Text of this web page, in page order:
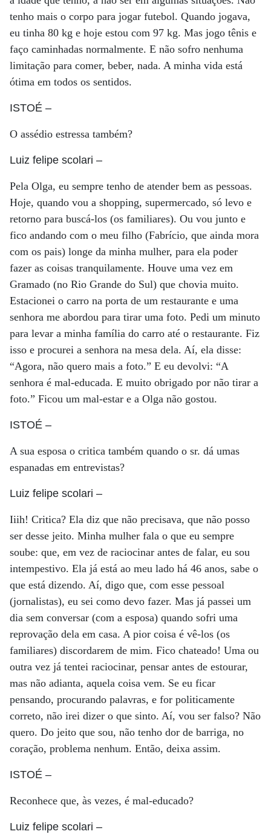
tenho mais o corpo para jogar futebol. Quando jogava,
eu tinha 80 kg e hoje estou com 97 kg. Mas jogo tênis e
faço caminhadas normalmente. E não sofro nenhuma
limitação para comer, beber, nada. A minha vida está
ótima em todos os sentidos.
ISTOÉ –
O assédio estressa também?
Luiz felipe scolari –
Pela Olga, eu sempre tenho de atender bem as pessoas.
Hoje, quando vou a shopping, supermercado, só levo e
retorno para buscá-los (os familiares). Ou vou junto e
fico andando com o meu filho (Fabrício, que ainda mora
com os pais) longe da minha mulher, para ela poder
fazer as coisas tranquilamente. Houve uma vez em
Gramado (no Rio Grande do Sul) que chovia muito.
Estacionei o carro na porta de um restaurante e uma
senhora me abordou para tirar uma foto. Pedi um minuto
para levar a minha família do carro até o restaurante. Fiz
isso e procurei a senhora na mesa dela. Aí, ela disse:
“Agora, não quero mais a foto.” E eu devolvi: “A
senhora é mal-educada. E muito obrigado por não tirar a
foto.” Ficou um mal-estar e a Olga não gostou.
ISTOÉ –
A sua esposa o critica também quando o sr. dá umas
espanadas em entrevistas?
Luiz felipe scolari –
Iiih! Critica? Ela diz que não precisava, que não posso
ser desse jeito. Minha mulher fala o que eu sempre
soube: que, em vez de raciocinar antes de falar, eu sou
intempestivo. Ela já está ao meu lado há 46 anos, sabe o
que está dizendo. Aí, digo que, com esse pessoal
(jornalistas), eu sei como devo fazer. Mas já passei um
dia sem conversar (com a esposa) quando sofri uma
reprovação dela em casa. A pior coisa é vê-los (os
familiares) discordarem de mim. Fico chateado! Uma ou
outra vez já tentei raciocinar, pensar antes de estourar,
mas não adianta, aquela coisa vem. Se eu ficar
pensando, procurando palavras, e for politicamente
correto, não irei dizer o que sinto. Aí, vou ser falso? Não
quero. Do jeito que sou, não tenho dor de barriga, no
coração, problema nenhum. Então, deixa assim.
ISTOÉ –
Reconhece que, às vezes, é mal-educado?
Luiz felipe scolari –